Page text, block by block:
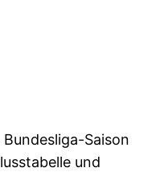
Saison
und